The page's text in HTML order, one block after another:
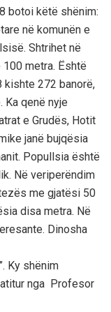
botoi kёtё shёnim:
nё komunёn e
Shtrihet nё
metra. Ështё
kishte 272 banorё,
Ka qenё nyje
e Grudёs, Hotit
janё bujqёsia
Popullsia ёshtё
Nё veriperёndim
me gjatёsi 50
disa metra. Nё
Dinosha
Ky shёnim
nga Profesor